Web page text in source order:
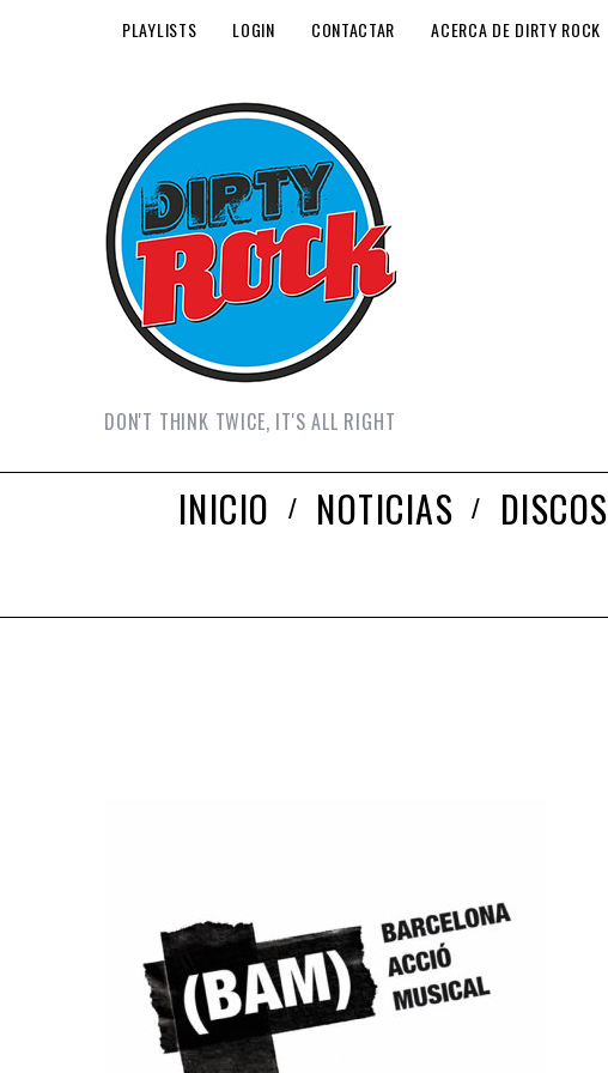
PLAYLISTS LOGIN CONTACTAR ACERCA DE DIRTY ROCK
DON'T THINK TWICE, IT'S ALL RIGHT
INICIO NOTICIAS DISCOS